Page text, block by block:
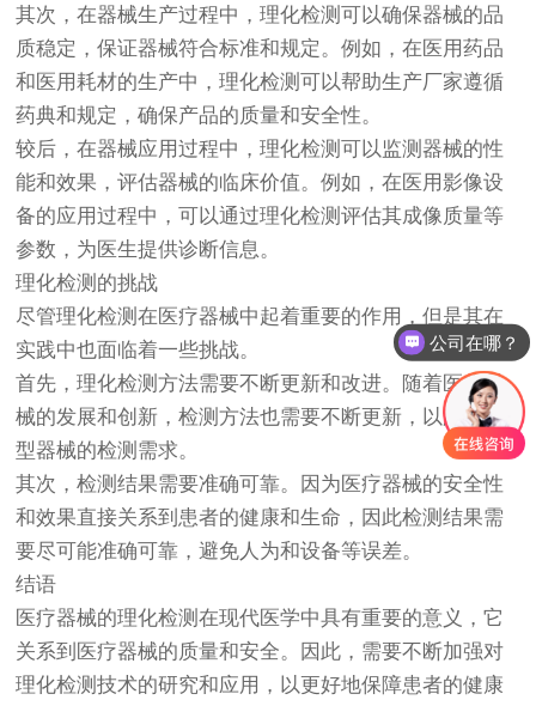
其次，在器械生产过程中，理化检测可以确保器械的品
质稳定，保证器械符合标准和规定。例如，在医用药品
和医用耗材的生产中，理化检测可以帮助生产厂家遵循
药典和规定，确保产品的质量和安全性。
较后，在器械应用过程中，理化检测可以监测器械的性
能和效果，评估器械的临床价值。例如，在医用影像设
备的应用过程中，可以通过理化检测评估其成像质量等
参数，为医生提供诊断信息。
理化检测的挑战
尽管理化检测在医疗器械中起着重要的作用，但是其在
实践中也面临着一些挑战。
首先，理化检测方法需要不断更新和改进。随着医疗器
械的发展和创新，检测方法也需要不断更新，以满足新
型器械的检测需求。
其次，检测结果需要准确可靠。因为医疗器械的安全性
和效果直接关系到患者的健康和生命，因此检测结果需
要尽可能准确可靠，避免人为和设备等误差。
结语
医疗器械的理化检测在现代医学中具有重要的意义，它
关系到医疗器械的质量和安全。因此，需要不断加强对
理化检测技术的研究和应用，以更好地保障患者的健康
公司在哪？